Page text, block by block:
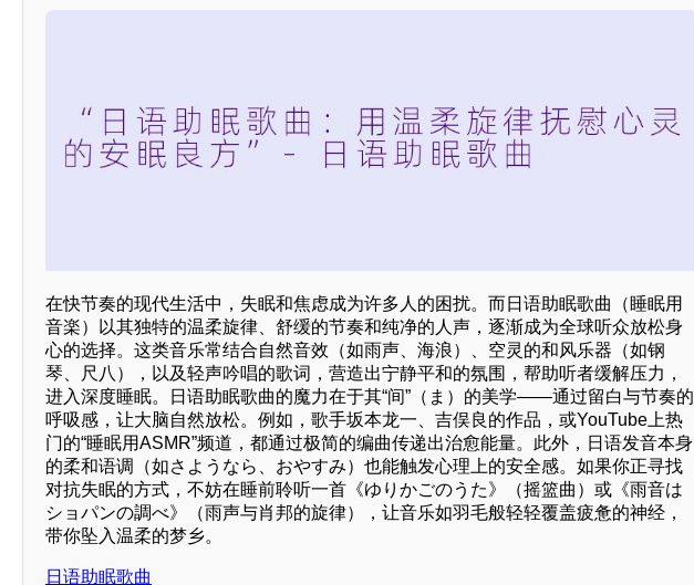
在快节奏的现代生活中，失眠和焦虑成为许多人的困扰。而日语助眠歌曲（睡眠用
音楽）以其独特的温柔旋律、舒缓的节奏和纯净的人声，逐渐成为全球听众放松身
心的选择。这类音乐常结合自然音效（如雨声、海浪）、空灵的和风乐器（如钢
琴、尺八），以及轻声吟唱的歌词，营造出宁静平和的氛围，帮助听者缓解压力，
进入深度睡眠。日语助眠歌曲的魔力在于其“间”（ま）的美学——通过留白与节奏的
呼吸感，让大脑自然放松。例如，歌手坂本龙一、吉俣良的作品，或YouTube上热
门的“睡眠用ASMR”频道，都通过极简的编曲传递出治愈能量。此外，日语发音本身
的柔和语调（如さようなら、おやすみ）也能触发心理上的安全感。如果你正寻找
对抗失眠的方式，不妨在睡前聆听一首《ゆりかごのうた》（摇篮曲）或《雨音は
ショパンの調べ》（雨声与肖邦的旋律），让音乐如羽毛般轻轻覆盖疲惫的神经，
带你坠入温柔的梦乡。
日语助眠歌曲